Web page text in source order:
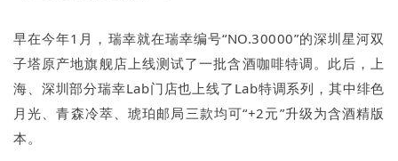
早在今年1月，瑞幸就在瑞幸编号“NO.30000”的深圳星河双
子塔原产地旗舰店上线测试了一批含酒咖啡特调。此后，上
海、深圳部分瑞幸Lab门店也上线了Lab特调系列，其中绯色
月光、青森冷萃、琥珀邮局三款均可“+2元”升级为含酒精版
本。